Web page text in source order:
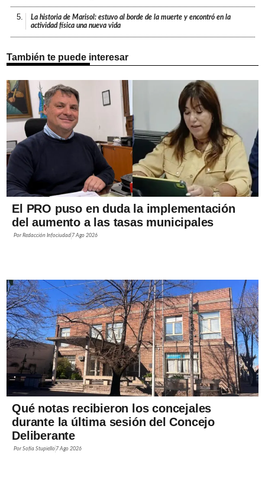
5.
La historia de Marisol: estuvo al borde de la muerte y encontró en la
actividad física una nueva vida
También te puede interesar
El PRO puso en duda la implementación
del aumento a las tasas municipales
PorRedacción Infociudad 7 Ago 2026
Qué notas recibieron los concejales
durante la última sesión del Concejo
Deliberante
PorSofía Stupiello 7 Ago 2026